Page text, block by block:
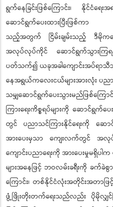
ရွက်နေခြင်းဖြစ်ကြောင်း၊ နိုင်ငံရေးအ
ဆောင်ရွက်ပေးထားပြီးဖြစ်က
သည့်အတွက် ငြိမ်းချမ်းသည့် ဒီမိုက
အလုပ်လုပ်ကိုင် ဆောင်ရွက်သွားကြရန်လို
ပတ်သက်၍ ယခုအခါကျောင်းအပ်ရာသီသို့
နေအရွယ်ကလေးငယ်များအားလုံး ပည
သမျှဆောင်ရွက်ပေးသွားမည်ဖြစ်ကြေ
ကြားရေးကိစ္စရပ်များကို ဆောင်ရွက်ပေ
တွင် ပညာသင်ကြားနိုင်ရေးကို ဆောင်
အားပေးမှသာ ကျေးလက်တွင် အလု
ကျောင်းပညာရေးကို အားပေးမှုမရှိ
များအနေဖြင့် ဘဝလမ်းခရီးကို ခက်
ကြောင်း၊ တစ်နိုင်ငံလုံးအတိုင်းအတာဖ
ဖွံ့ဖြိုးတိုးတက်ရေးသည်လည်း ပိုမိုလျှင်